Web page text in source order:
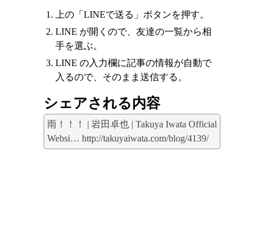
上の「LINEで送る」ボタンを押す。
LINE が開くので、友達の一覧から相
手を選ぶ。
LINE の入力欄に記事の情報が自動で
入るので、そのまま送信する。
シェアされる内容
雨！！！ | 岩田卓也 | Takuya Iwata Official
Websi… http://takuyaiwata.com/blog/4139/